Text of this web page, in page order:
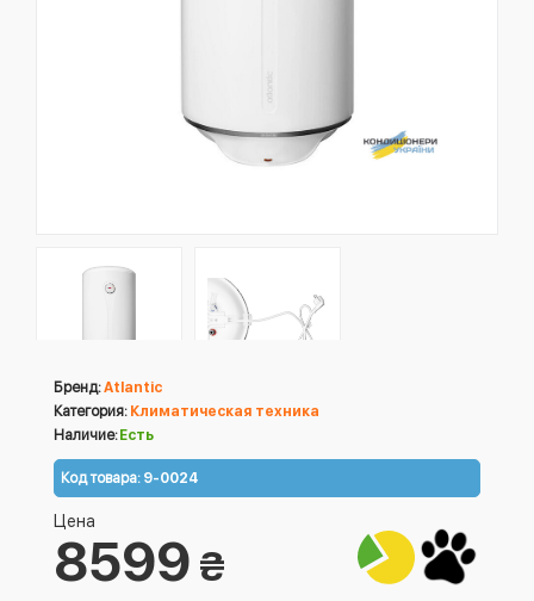
Бренд:Atlantic
Категория: Климатическая техника
Наличие: Есть
Код товара: 9-0024
Цена
8599 ₴